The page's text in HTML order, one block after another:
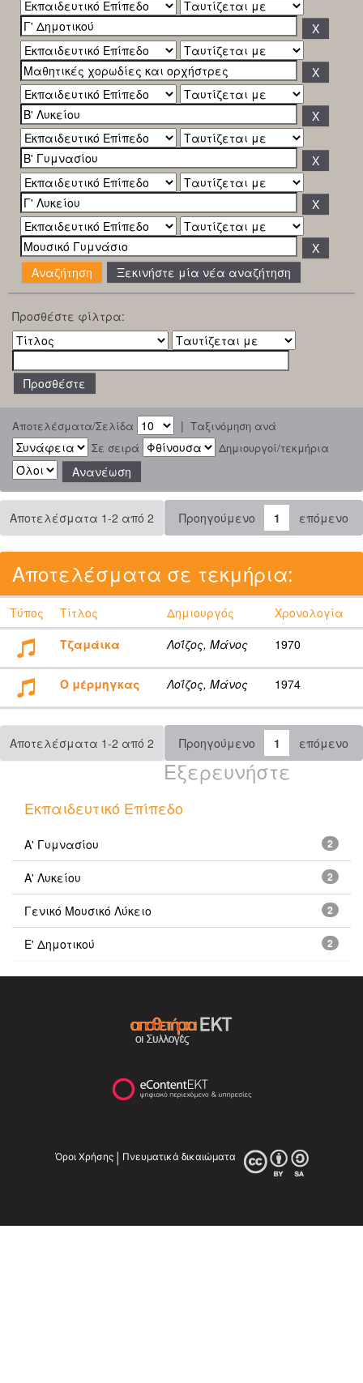
Ξεκινήστε μία νέα αναζήτηση
Προσθέστε φίλτρα:
Αποτελέσματα/Σελίδα | Ταξινόμηση ανά
Σε σειρά
Δημιουργοί/τεκμήρια
Αποτελέσματα 1-2 από 2 Προηγούμενο 1 επόμενο
Αποτελέσματα σε τεκμήρια:
Τύπος Τίτλος Δημιουργός
Χρονολογία
Τζαμάικα
Λοΐζος, Μάνος 1970
Ο μέρμηγκας Λοΐζος, Μάνος 1974
Αποτελέσματα 1-2 από 2 Προηγούμενο 1 επόμενο
Εξερευνήστε
Εκπαιδευτικό Επίπεδο
2
Α' Γυμνασίου
2
Α' Λυκείου
2
Γενικό Μουσικό Λύκειο
2
Ε' Δημοτικού